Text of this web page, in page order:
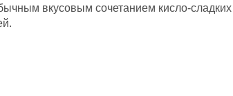
вкусовым сочетанием кисло-сладких